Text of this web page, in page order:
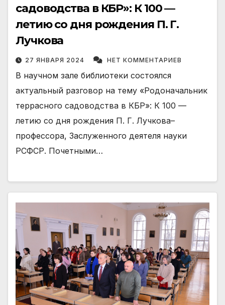
садоводства в КБР»: К 100 —
летию со дня рождения П. Г.
Лучкова
27 ЯНВАРЯ 2024 НЕТ КОММЕНТАРИЕВ
В научном зале библиотеки состоялся
актуальный разговор на тему «Родоначальник
террасного садоводства в КБР»: К 100 —
летию со дня рождения П. Г. Лучкова–
профессора, Заслуженного деятеля науки
РСФСР. Почетными…